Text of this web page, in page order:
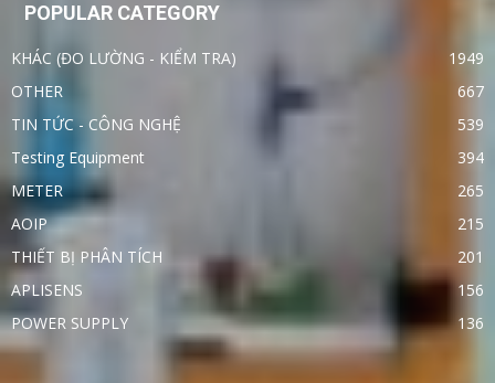
POPULAR CATEGORY
KHÁC (ĐO LƯỜNG - KIỂM TRA)
1949
OTHER
667
TIN TỨC - CÔNG NGHỆ
539
Testing Equipment
394
METER
265
AOIP
215
THIẾT BỊ PHÂN TÍCH
201
APLISENS
156
POWER SUPPLY
136